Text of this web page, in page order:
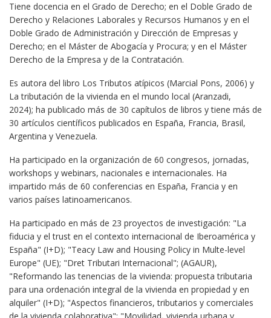
Tiene docencia en el Grado de Derecho; en el Doble Grado de
Derecho y Relaciones Laborales y Recursos Humanos y en el
Doble Grado de Administración y Dirección de Empresas y
Derecho; en el Máster de Abogacía y Procura; y en el Máster
Derecho de la Empresa y de la Contratación.
Es autora del libro Los Tributos atípicos (Marcial Pons, 2006) y
La tributación de la vivienda en el mundo local (Aranzadi,
2024); ha publicado más de 30 capítulos de libros y tiene más de
30 artículos científicos publicados en España, Francia, Brasil,
Argentina y Venezuela.
Ha participado en la organización de 60 congresos, jornadas,
workshops y webinars, nacionales e internacionales. Ha
impartido más de 60 conferencias en España, Francia y en
varios países latinoamericanos.
Ha participado en más de 23 proyectos de investigación: "La
fiducia y el trust en el contexto internacional de Iberoamérica y
España" (I+D); "Teacy Law and Housing Policy in Multe-level
Europe" (UE); "Dret Tributari Internacional"; (AGAUR),
"Reformando las tenencias de la vivienda: propuesta tributaria
para una ordenación integral de la vivienda en propiedad y en
alquiler" (I+D); "Aspectos financieros, tributarios y comerciales